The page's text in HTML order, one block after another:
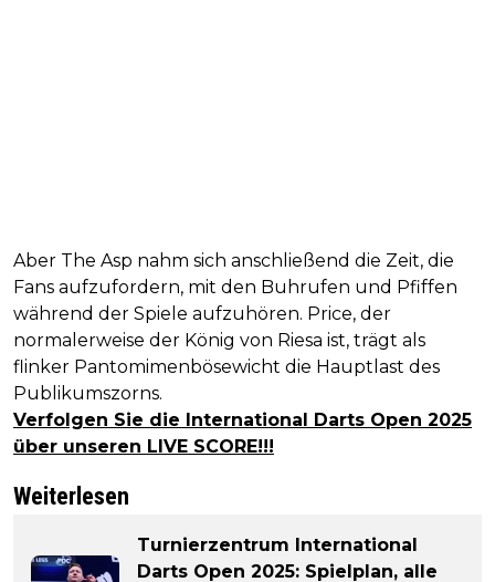
Aber The Asp nahm sich anschließend die Zeit, die
Fans aufzufordern, mit den Buhrufen und Pfiffen
während der Spiele aufzuhören. Price, der
normalerweise der König von Riesa ist, trägt als
flinker Pantomimenbösewicht die Hauptlast des
Publikumszorns.
Verfolgen Sie die International Darts Open 2025
über unseren LIVE SCORE!!!
Weiterlesen
Turnierzentrum International
Darts Open 2025: Spielplan, alle